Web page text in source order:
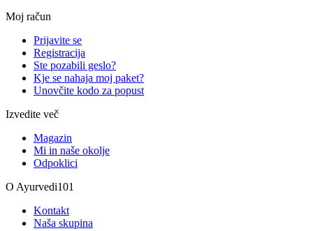
Moj račun
Prijavite se
Registracija
Ste pozabili geslo?
Kje se nahaja moj paket?
Unovčite kodo za popust
Izvedite več
Magazin
Mi in naše okolje
Odpoklici
O Ayurvedi101
Kontakt
Naša skupina